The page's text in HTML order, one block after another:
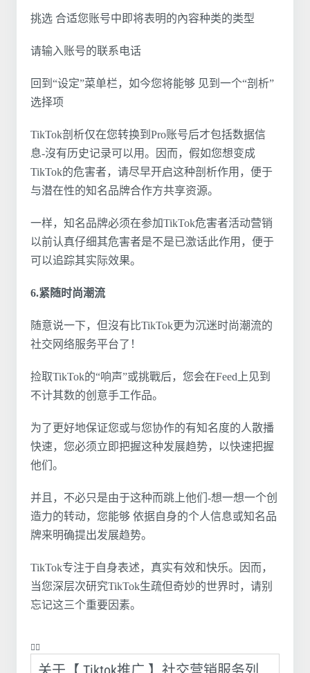
挑选 合适您账号中即将表明的內容种类的类型
请输入账号的联系电话
回到“设定”菜单栏，如今您将能够 见到一个“剖析”
选择项
TikTok剖析仅在您转换到Pro账号后才包括数据信
息-沒有历史记录可以用。因而，假如您想变成
TikTok的危害者，请尽早开启这种剖析作用，便于
与潜在性的知名品牌合作方共享资源。
一样，知名品牌必须在参加TikTok危害者活动营销
以前认真仔细其危害者是不是已激话此作用，便于
可以追踪其实际效果。
6.紧随时尚潮流
随意说一下，但沒有比TikTok更为沉迷时尚潮流的
社交网络服务平台了！
捡取TikTok的“响声”或挑戰后，您会在Feed上见到
不计其数的创意手工作品。
为了更好地保证您或与您协作的有知名度的人散播
快速，您必须立即把握这种发展趋势，以快速把握
他们。
并且，不必只是由于这种而跳上他们-想一想一个创
造力的转动，您能够 依据自身的个人信息或知名品
牌来明确提出发展趋势。
TikTok专注于自身表述，真实有效和快乐。因而，
当您深层次研究TikTok生疏但奇妙的世界时，请别
忘记这三个重要因素。
❤️‍🔥